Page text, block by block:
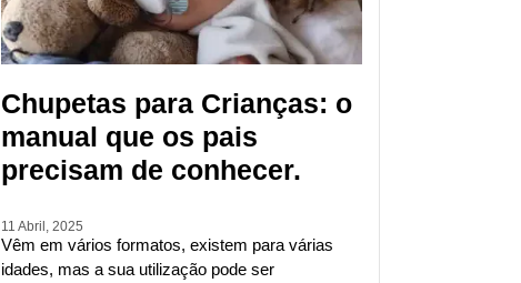
Chupetas para Crianças: o
manual que os pais
precisam de conhecer.
11 Abril, 2025
Vêm em vários formatos, existem para várias
idades, mas a sua utilização pode ser